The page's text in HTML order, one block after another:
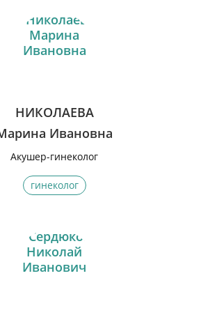
НИКОЛАЕВА
Ивановна
Акушер-гинеколог
гинеколог